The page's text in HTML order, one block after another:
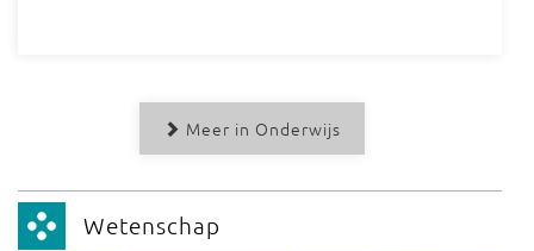
Meer in Onderwijs
Wetenschap